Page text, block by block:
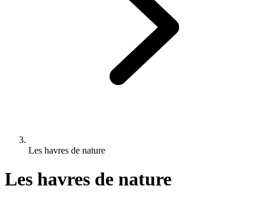
Les havres de nature
Les havres de nature